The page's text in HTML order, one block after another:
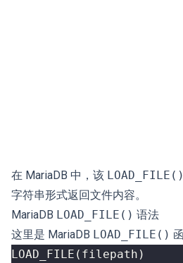
在 MariaDB 中，该 LOAD_FILE()
字符串形式返回文件内容。
MariaDB LOAD_FILE() 语法
这里是 MariaDB LOAD_FILE()
LOAD_FILE ( filepath )